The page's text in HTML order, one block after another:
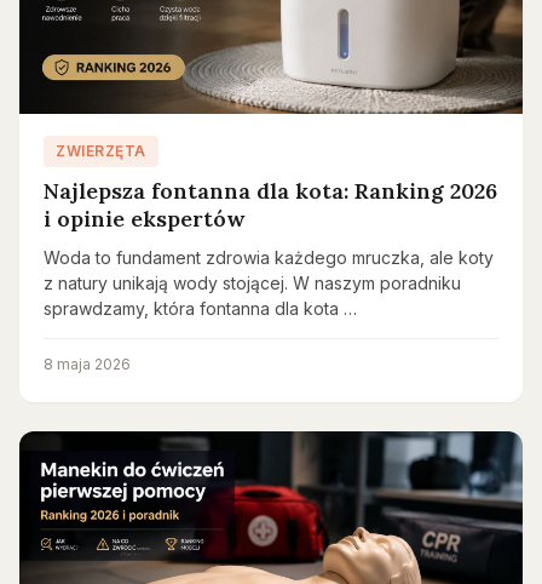
ZWIERZĘTA
Najlepsza fontanna dla kota: Ranking 2026
i opinie ekspertów
Woda to fundament zdrowia każdego mruczka, ale koty
z natury unikają wody stojącej. W naszym poradniku
sprawdzamy, która fontanna dla kota …
8 maja 2026